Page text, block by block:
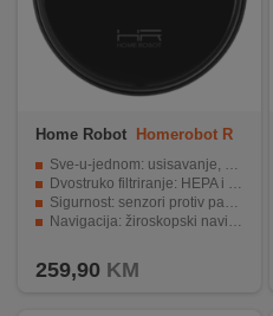
Home Robot Homerobot R
Sve-u-jednom: usisavanje, metenje, brisanje, pranje.
Dvostruko filtriranje: HEPA i metalni filter.
Sigurnost: senzori protiv pada i udaraca.
Navigacija: žiroskopski navigacijski sustav (IGNS).
259,90 KM